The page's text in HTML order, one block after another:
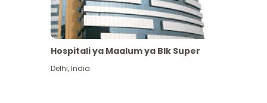
Hospitali ya Maalum ya Blk Super
Delhi,India